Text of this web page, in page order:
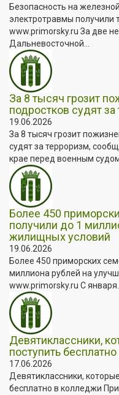
Безопасность на
электротравмы получили
www.primorsky.ru За две
Дальневосточной...
За 8 тысяч грозит
подростков судят
19.06.2026
За 8 тысяч грозит
судят за терроризм,
крае перед военным судом
Более 450
получили до 1
жилищных условий
19.06.2026
Более 450 приморских
миллиона рублей на
www.primorsky.ru С января...
Девятиклассники,
поступить
17.06.2026
Девятиклассники,
бесплатно в колледжи